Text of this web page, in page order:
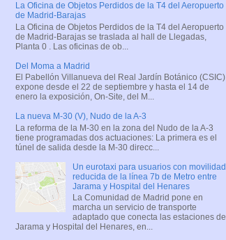
La Oficina de Objetos Perdidos de la T4 del Aeropuerto
de Madrid-Barajas
La Oficina de Objetos Perdidos de la T4 del Aeropuerto
de Madrid-Barajas se traslada al hall de Llegadas,
Planta 0 . Las oficinas de ob...
Del Moma a Madrid
El Pabellón Villanueva del Real Jardín Botánico (CSIC)
expone desde el 22 de septiembre y hasta el 14 de
enero la exposición, On-Site, del M...
La nueva M-30 (V), Nudo de la A-3
La reforma de la M-30 en la zona del Nudo de la A-3
tiene programadas dos actuaciones: La primera es el
túnel de salida desde la M-30 direcc...
Un eurotaxi para usuarios con movilidad
reducida de la línea 7b de Metro entre
Jarama y Hospital del Henares
La Comunidad de Madrid pone en
marcha un servicio de transporte
adaptado que conecta las estaciones de
Jarama y Hospital del Henares, en...